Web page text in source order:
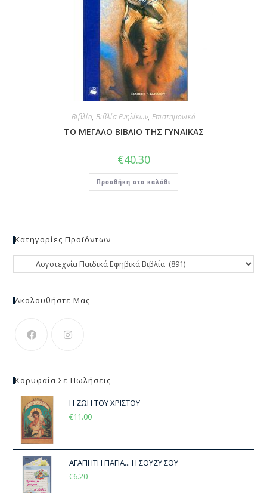
Βιβλία, Βιβλία Ενηλίκων, Επιστημονικά
ΤΟ ΜΕΓΑΛΟ ΒΙΒΛΙΟ ΤΗΣ ΓΥΝΑΙΚΑΣ
€40.30
Προσθήκη στο καλάθι
Κατηγορίες Προϊόντων
Ακολουθήστε Μας
Κορυφαία Σε Πωλήσεις
Η ΖΩΗ ΤΟΥ ΧΡΙΣΤΟΥ
€11.00
ΑΓΑΠΗΤΗ ΓΙΑΓΙΑ... Η ΣΟΥΖΥ ΣΟΥ
€6.20